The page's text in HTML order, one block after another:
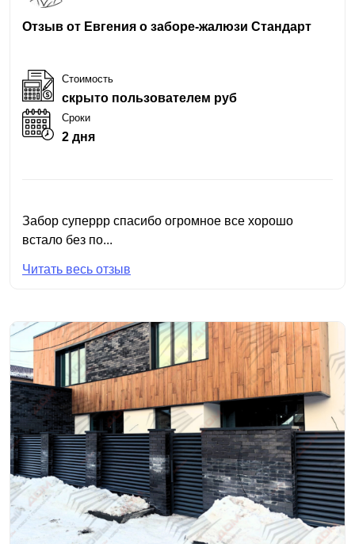
Отзыв от Евгения о заборе-жалюзи Стандарт
Стоимость
скрыто пользователем руб
Сроки
2 дня
Забор суперрр спасибо огромное все хорошо
встало без по...
Читать весь отзыв